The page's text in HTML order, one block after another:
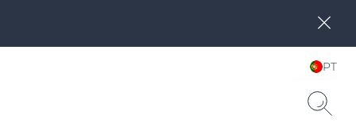
PT
Choose your Language &